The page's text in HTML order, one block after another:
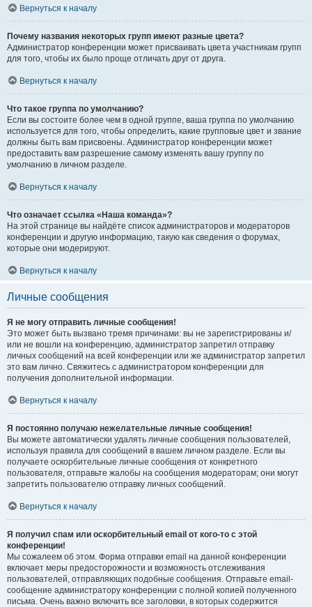
Вернуться к началу
Почему названия некоторых групп имеют разные цвета?
Администратор конференции может присваивать цвета участникам групп
для того, чтобы их было проще отличать друг от друга.
Вернуться к началу
Что такое группа по умолчанию?
Если вы состоите более чем в одной группе, ваша группа по умолчанию
используется для того, чтобы определить, какие групповые цвет и звание
должны быть вам присвоены. Администратор конференции может
предоставить вам разрешение самому изменять вашу группу по
умолчанию в личном разделе.
Вернуться к началу
Что означает ссылка «Наша команда»?
На этой странице вы найдёте список администраторов и модераторов
конференции и другую информацию, такую как сведения о форумах,
которые они модерируют.
Вернуться к началу
Личные сообщения
Я не могу отправить личные сообщения!
Это может быть вызвано тремя причинами: вы не зарегистрированы и/
или не вошли на конференцию, администратор запретил отправку
личных сообщений на всей конференции или же администратор запретил
это вам лично. Свяжитесь с администратором конференции для
получения дополнительной информации.
Вернуться к началу
Я постоянно получаю нежелательные личные сообщения!
Вы можете автоматически удалять личные сообщения пользователей,
используя правила для сообщений в вашем личном разделе. Если вы
получаете оскорбительные личные сообщения от конкретного
пользователя, отправьте жалобы на сообщения модераторам; они могут
запретить пользователю отправку личных сообщений.
Вернуться к началу
Я получил спам или оскорбительный email от кого-то с этой
конференции!
Мы сожалеем об этом. Форма отправки email на данной конференции
включает меры предосторожности и возможность отслеживания
пользователей, отправляющих подобные сообщения. Отправьте email-
сообщение администратору конференции с полной копией полученного
письма. Очень важно включить все заголовки, в которых содержится